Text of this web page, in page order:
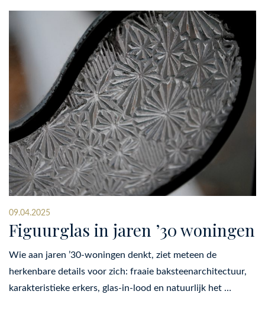
09.04.2025
Figuurglas in jaren ’30 woningen
Wie aan jaren ’30-woningen denkt, ziet meteen de
herkenbare details voor zich: fraaie baksteenarchitectuur,
karakteristieke erkers, glas-in-lood en natuurlijk het …